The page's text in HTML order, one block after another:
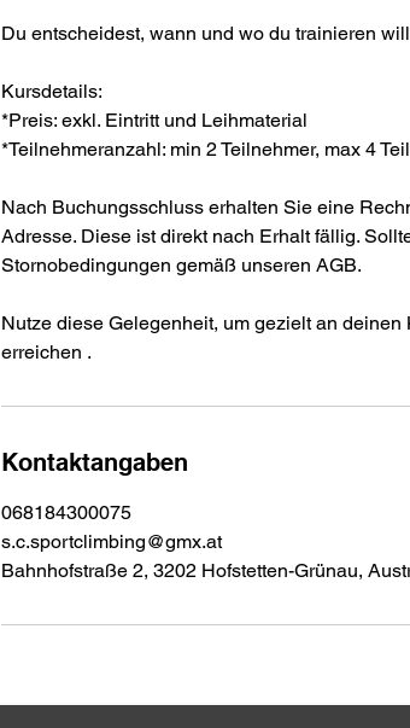
Du entscheidest, wann und wo du trainieren
Kursdetails:
*Preis: exkl. Eintritt und Leihmaterial
*Teilnehmeranzahl: min 2 Teilnehmer, max 4
Nach Buchungsschluss erhalten Sie eine
Adresse. Diese ist direkt nach Erhalt fällig.
Stornobedingungen gemäß unseren AGB.
Nutze diese Gelegenheit, um gezielt an
erreichen .
Kontaktangaben
068184300075
s.c.sportclimbing@gmx.at
Bahnhofstraße 2, 3202 Hofstetten-Grünau,